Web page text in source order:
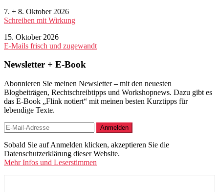
7. + 8. Oktober 2026
Schreiben mit Wirkung
15. Oktober 2026
E-Mails frisch und zugewandt
Newsletter + E-Book
Abonnieren Sie meinen Newsletter – mit den neuesten
Blogbeiträgen, Rechtschreibtipps und Workshopnews. Dazu gibt es
das E-Book „Flink notiert“ mit meinen besten Kurztipps für
lebendige Texte.
Sobald Sie auf Anmelden klicken, akzeptieren Sie die
Datenschutzerklärung dieser Website.
Mehr Infos und Leserstimmen